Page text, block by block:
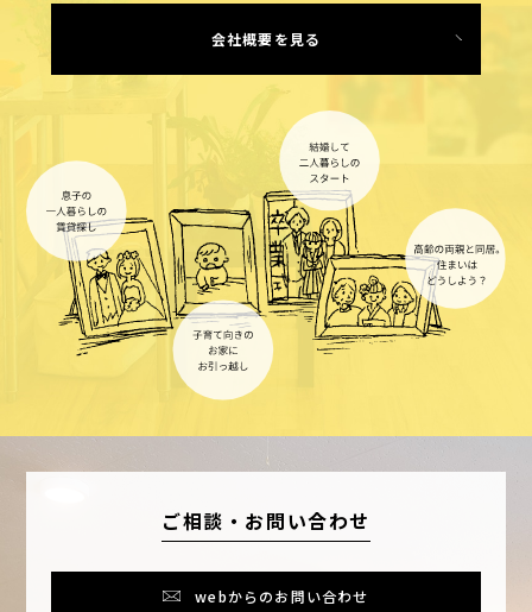
会社概要を見る
ご相談・お問い合わせ
webからのお問い合わせ